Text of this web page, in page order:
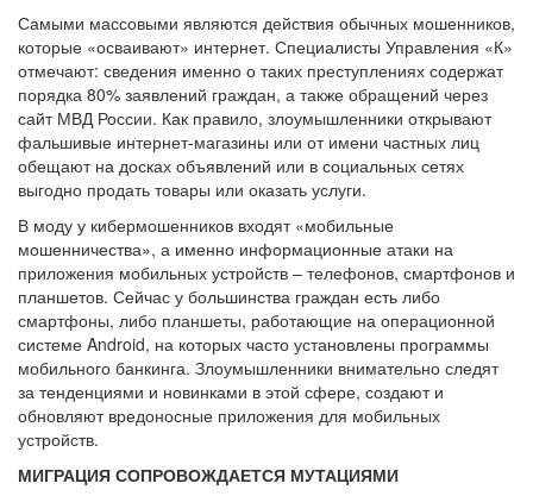
Самыми массовыми являются действия обычных мошенников,
которые «осваивают» интернет. Специалисты Управления «К»
отмечают: сведения именно о таких преступлениях содержат
порядка 80% заявлений граждан, а также обращений через
сайт МВД России. Как правило, злоумышленники открывают
фальшивые интернет-магазины или от имени частных лиц
обещают на досках объявлений или в социальных сетях
выгодно продать товары или оказать услуги.
В моду у кибермошенников входят «мобильные
мошенничества», а именно информационные атаки на
приложения мобильных устройств – телефонов, смартфонов и
планшетов. Сейчас у большинства граждан есть либо
смартфоны, либо планшеты, работающие на операционной
системе Android, на которых часто установлены программы
мобильного банкинга. Злоумышленники внимательно следят
за тенденциями и новинками в этой сфере, создают и
обновляют вредоносные приложения для мобильных
устройств.
МИГРАЦИЯ СОПРОВОЖДАЕТСЯ МУТАЦИЯМИ